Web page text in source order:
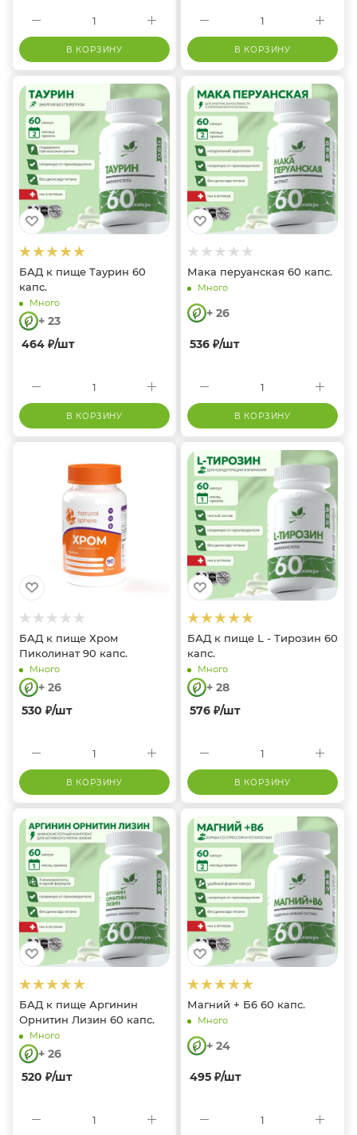
В КОРЗИНУ В КОРЗИНУ
БАД к пище Таурин 60
капс.
Много
+ 23
464 ₽/шт
В КОРЗИНУ
Мака перуанская 60 капс.
Много
+ 26
536 ₽/шт
В КОРЗИНУ
БАД к пище Хром
Пиколинат 90 капс.
Много
+ 26
530 ₽/шт
В КОРЗИНУ
БАД к пище L - Тирозин 60
капс.
Много
+ 28
576 ₽/шт
В КОРЗИНУ
БАД к пище Аргинин
Орнитин Лизин 60 капс.
Много
+ 26
520 ₽/шт
Магний + Б6 60 капс.
Много
+ 24
495 ₽/шт